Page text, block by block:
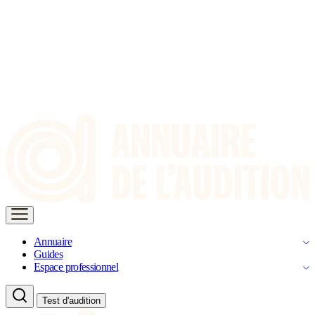
Annuaire
Guides
Espace professionnel
Test d'audition